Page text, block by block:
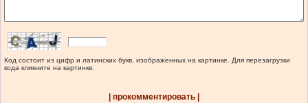
Код состоит из цифр и латинских букв, изображенных на картинке. Для перезагрузки
кода кликните на картинке.
| прокомментировать |